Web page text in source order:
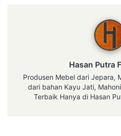
Hasan Putra
Produsen Mebel dari Jepara,
dari bahan Kayu Jati,
Terbaik Hanya di Hasan